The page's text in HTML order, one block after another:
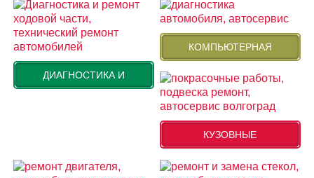
ДИАГНОСТИКА И
КОМПЬЮТЕРНАЯ
КУЗОВНЫЕ